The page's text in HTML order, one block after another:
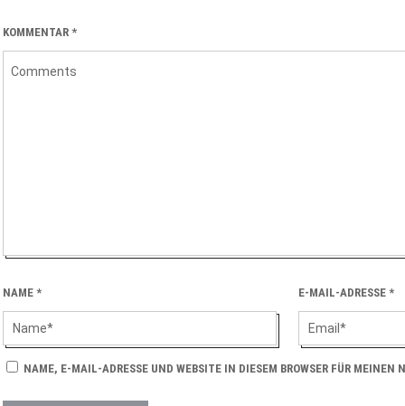
KOMMENTAR *
NAME * E-MAIL-ADRESSE *
NAME, E-MAIL-ADRESSE UND WEBSITE IN DIESEM BROWSER FÜR MEINEN